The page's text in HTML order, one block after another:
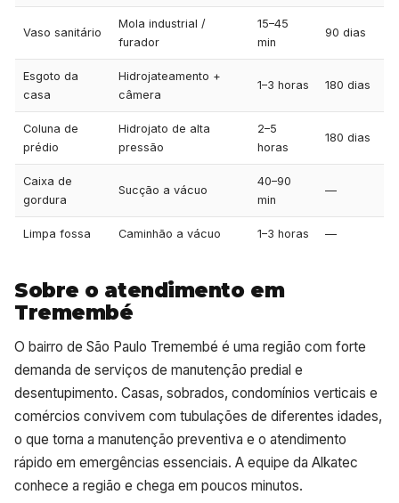
Vaso sanitário
Mola industrial /
furador
15–45
min
90 dias
Esgoto da
casa
Hidrojateamento +
câmera
1–3 horas 180 dias
Coluna de
prédio
Hidrojato de alta
pressão
2–5
horas
180 dias
Caixa de
gordura
Sucção a vácuo
40–90
min
—
Limpa fossa Caminhão a vácuo 1–3 horas —
Sobre o atendimento em
Tremembé
O bairro de São Paulo Tremembé é uma região com forte
demanda de serviços de manutenção predial e
desentupimento. Casas, sobrados, condomínios verticais e
comércios convivem com tubulações de diferentes idades,
o que torna a manutenção preventiva e o atendimento
rápido em emergências essenciais. A equipe da Alkatec
conhece a região e chega em poucos minutos.